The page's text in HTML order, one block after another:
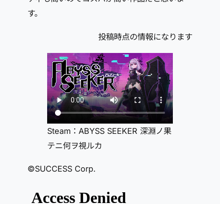
す。
投稿時点の情報になります
Steam：ABYSS SEEKER 深淵ノ果
テニ何ヲ視ルカ
©SUCCESS Corp.